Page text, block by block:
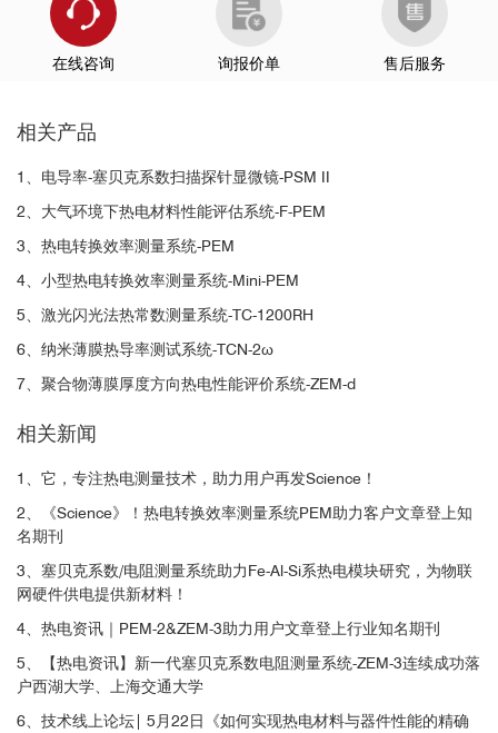
[1]
本工作中材料的高温电输运性能（塞贝克系数S及电导率σ）使
用日本Advance Riko公司生产的
得。
☑ GeTe基热电材料
在线咨询 询报价单 售后服务
相关产品
1、电导率-塞贝克系数扫描探针显微镜-PSM II
2、大气环境下热电材料性能评估系统-F-PEM
3、热电转换效率测量系统-PEM
4、小型热电转换效率测量系统-Mini-PEM
5、激光闪光法热常数测量系统-TC-1200RH
6、纳米薄膜热导率测试系统-TCN-2ω
7、聚合物薄膜厚度方向热电性能评价系统-ZEM-d
相关新闻
1、它，专注热电测量技术，助力用户再发Science！
2、《Science》！热电转换效率测量系统PEM助力客户文章登上知
名期刊
3、塞贝克系数/电阻测量系统助力Fe-Al-Si系热电模块研究，为物联
网硬件供电提供新材料！
4、热电资讯｜PEM-2&ZEM-3助力用户文章登上行业知名期刊
5、【热电资讯】新一代塞贝克系数电阻测量系统-ZEM-3连续成功落
户西湖大学、上海交通大学
6、技术线上论坛| 5月22日《如何实现热电材料与器件性能的精确